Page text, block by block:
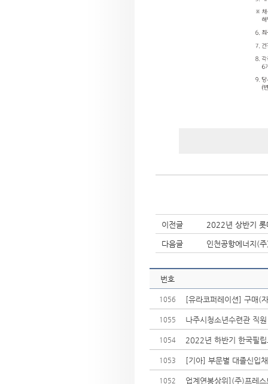
이전글 2022년 상반기
다음글 인천공항에너지(
번호
1056 [유라코퍼레이션] 구매(
1055 나주시청소년수련관 직
1054 2022년 하반기 한국필
1053 [기아] 부문별 대졸신입
1052 업계연봉상위](주)프레